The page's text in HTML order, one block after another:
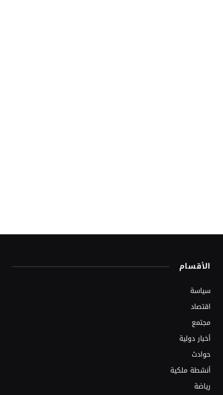
الأقسام
سياسة
اقتصاد
مجتمع
أخبار دولية
حوادث
أنشطة ملكية
رياضة